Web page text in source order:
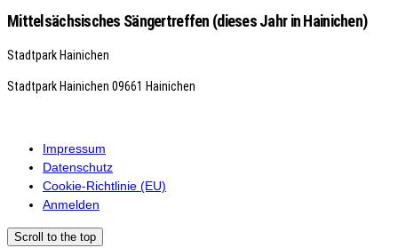
Mittelsächsisches Sängertreffen (dieses Jahr in Hainichen)
Stadtpark Hainichen
Stadtpark Hainichen 09661 Hainichen
Impressum
Datenschutz
Cookie-Richtlinie (EU)
Anmelden
Scroll to the top